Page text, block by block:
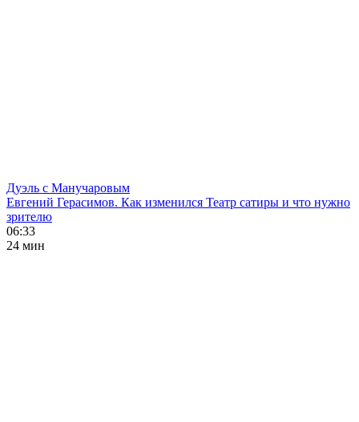
Дуэль с Манучаровым
Евгений Герасимов. Как изменился Театр сатиры и что нужно
зрителю
06:33
24 мин